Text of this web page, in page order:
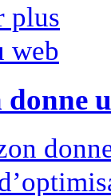
plus
web